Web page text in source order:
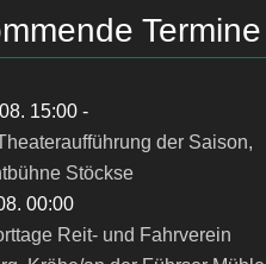
Termine
15:00 -
der Saison,
Stöckse
00:00
Reit- und Fahrverein